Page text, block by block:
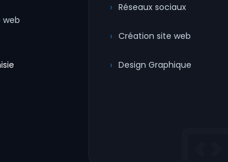
Réseaux sociaux
Création site web
Design Graphique